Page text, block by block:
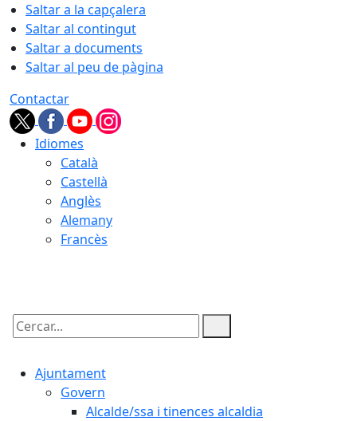
Saltar a la capçalera
Saltar al contingut
Saltar a documents
Saltar al peu de pàgina
Contactar
Idiomes
Català
Castellà
Anglès
Alemany
Francès
Cercar:
Ajuntament
Govern
Alcalde/ssa i tinences alcaldia